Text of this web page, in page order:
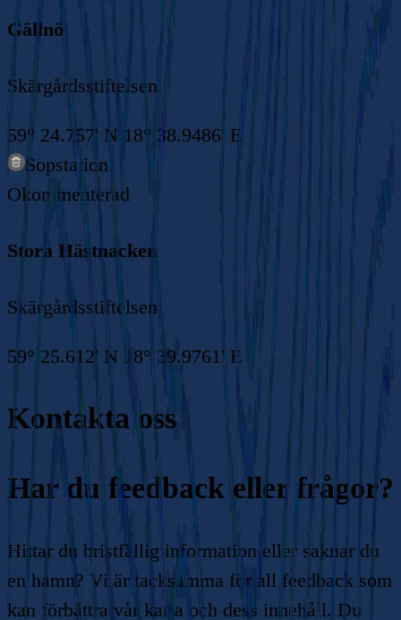
Gällnö
Skärgårdsstiftelsen
59° 24.757' N 18° 38.9486' E
Sopstation
Okommenterad
Stora Hästnacken
Skärgårdsstiftelsen
59° 25.612' N 18° 39.9761' E
Kontakta oss
Har du feedback eller frågor?
Hittar du bristfällig information eller saknar du
en hamn? Vi är tacksamma för all feedback som
kan förbättra vår karta och dess innehåll. Du